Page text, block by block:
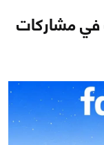
في مشاركات